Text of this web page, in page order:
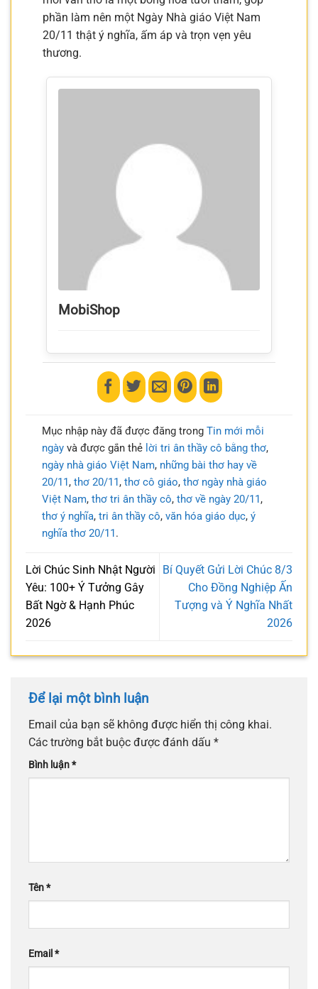
phần làm nên một Ngày Nhà giáo Việt Nam
20/11 thật ý nghĩa, ấm áp và trọn vẹn yêu
thương.
MobiShop
Mục nhập này đã được đăng trong Tin mới mỗi
ngàyvà được gắn thẻ lời tri ân thầy cô bằng thơ,
ngày nhà giáo Việt Nam, những bài thơ hay về
20/11, thơ 20/11, thơ cô giáo, thơ ngày nhà giáo
Việt Nam, thơ tri ân thầy cô, thơ về ngày 20/11,
thơ ý nghĩa, tri ân thầy cô, văn hóa giáo dục, ý
nghĩa thơ 20/11.
Lời Chúc Sinh Nhật Người
Yêu: 100+ Ý Tưởng Gây
Bất Ngờ & Hạnh Phúc
2026
Bí Quyết Gửi Lời Chúc 8/3
Cho Đồng Nghiệp Ấn
Tượng và Ý Nghĩa Nhất
2026
Để lại một bình luận
Email của bạn sẽ không được hiển thị công khai.
Các trường bắt buộc được đánh dấu *
Bình luận*
Tên*
Email *